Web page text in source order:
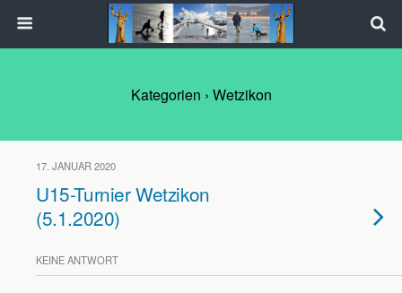
Kategorien › Wetzikon
17. JANUAR 2020
U15-Turnier Wetzikon
(5.1.2020)
KEINE ANTWORT